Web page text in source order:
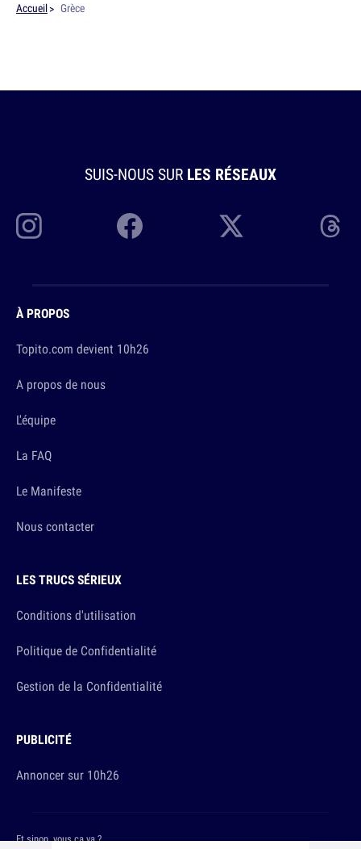
Accueil Grèce
SUIS-NOUS SUR LES RÉSEAUX
À PROPOS
Topito.com devient 10h26
A propos de nous
L'équipe
La FAQ
Le Manifeste
Nous contacter
LES TRUCS SÉRIEUX
Conditions d'utilisation
Politique de Confidentialité
Gestion de la Confidentialité
PUBLICITÉ
Annoncer sur 10h26
Et sinon, vous ça va ?